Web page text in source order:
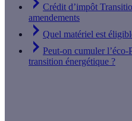
Crédit d’impôt
amendements
Quel matériel est
Peut-on cumuler
transition énergétique ?